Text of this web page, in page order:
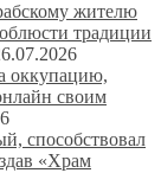
жителю
традиции
оккупацию,
своим
способствовал
«Храм